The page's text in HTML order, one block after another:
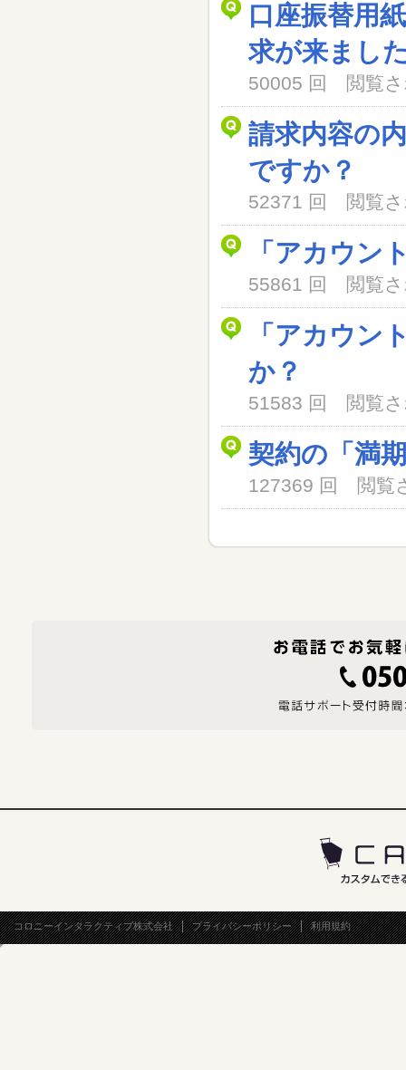
口座振替用
求が来まし
50005 回 閲覧
請求内容の
ですか？
52371 回 閲覧
「アカウン
55861 回 閲覧
「アカウン
か？
51583 回 閲覧
契約の「満
127369 回 閲覧
コロニーインタラクティブ株式会社 プライバシーポリシー 利用規約